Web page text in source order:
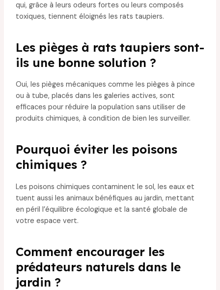
qui, grâce à leurs odeurs fortes ou leurs composés
toxiques, tiennent éloignés les rats taupiers.
Les pièges à rats taupiers sont-
ils une bonne solution ?
Oui, les pièges mécaniques comme les pièges à pince
ou à tube, placés dans les galeries actives, sont
efficaces pour réduire la population sans utiliser de
produits chimiques, à condition de bien les surveiller.
Pourquoi éviter les poisons
chimiques ?
Les poisons chimiques contaminent le sol, les eaux et
tuent aussi les animaux bénéfiques au jardin, mettant
en péril l’équilibre écologique et la santé globale de
votre espace vert.
Comment encourager les
prédateurs naturels dans le
jardin ?